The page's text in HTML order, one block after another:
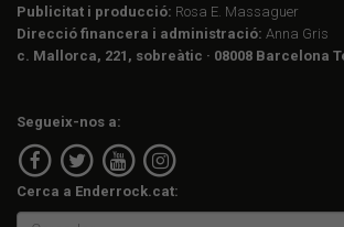
Publicitat i producció: Rosa E. Massaguer
Direcció financera i administració: Anna Gris
c. Mallorca, 221, sobreàtic · 08008 Barcelona
Segueix-nos a:
Cerca a Enderrock.cat: